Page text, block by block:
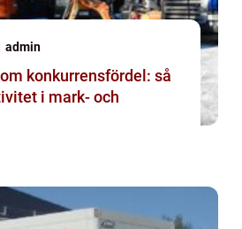
admin
konkurrensfördel: så
i mark- och